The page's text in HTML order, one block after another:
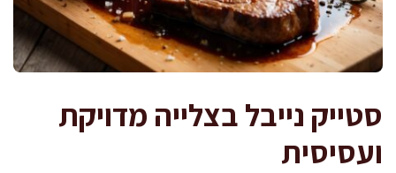
סטייק נייבל בצלייה מדויקת
ועסיסית